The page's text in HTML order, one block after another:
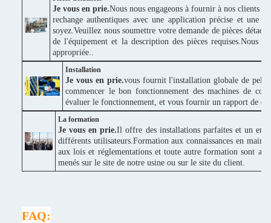
Je vous en prie.Nous nous engageons à fournir à nos clients
rechange authentiques avec une application précise et
soyez.Veuillez nous soumettre votre demande de pièces
de l'équipement et la description des pièces requises.Nous
appropriée..
Installation
Je vous en prie.vous fournit l'installation globale de
commencer le bon fonctionnement des machines de
évaluer le fonctionnement, et vous fournir un rapport de
La formation
Je vous en prie.Il offre des installations parfaites et un
différents utilisateurs.Formation aux connaissances en
aux lois et réglementations et toute autre formation sont
menés sur le site de notre usine ou sur le site du client.
FAQ: